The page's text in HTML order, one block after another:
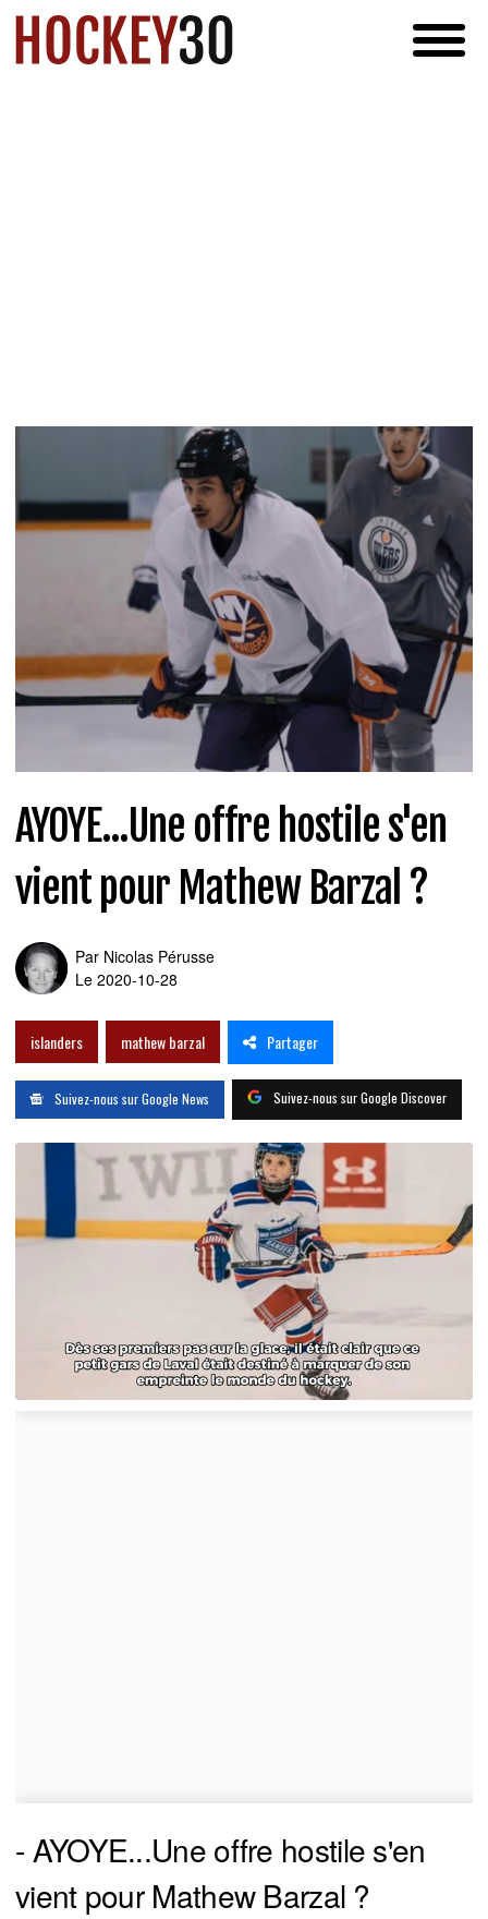
AYOYE...Une offre hostile s'en
vient pour Mathew Barzal ?
Par Nicolas Pérusse
Le 2020-10-28
islanders mathew barzal Partager
Suivez-nous sur Google News Suivez-nous sur Google Discover
- AYOYE...Une offre hostile s'en
vient pour Mathew Barzal ?